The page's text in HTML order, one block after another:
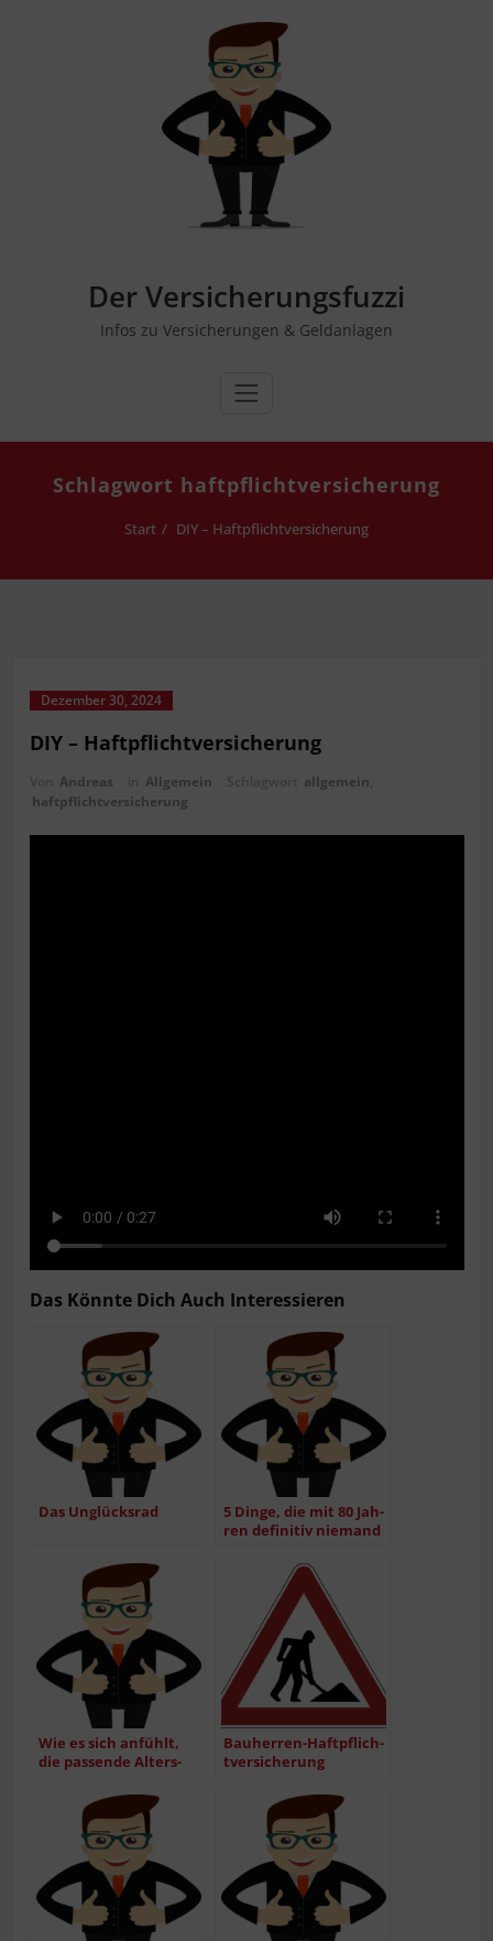
Der Versicherungsfuzzi
Infos zu Versicherungen & Geldanlagen
Schlagwort haftpflichtversicherung
Start DIY – Haftpflichtversicherung
Dezember 30, 2024
DIY – Haftpflichtversicherung
Andreas Allgemein allgemein
haftpflichtversicherung
Das Könn­te Dich Auch Interessieren
Das Unglücks­rad
5 Din­ge, die mit 80 Jah­
ren defi­ni­tiv nie­mand
Wie es sich anfühlt,
die pas­sen­de Alters­
zu haben…
Bau­her­­ren-Haf­t­pflich­
t­­ver­­­si­che­rung